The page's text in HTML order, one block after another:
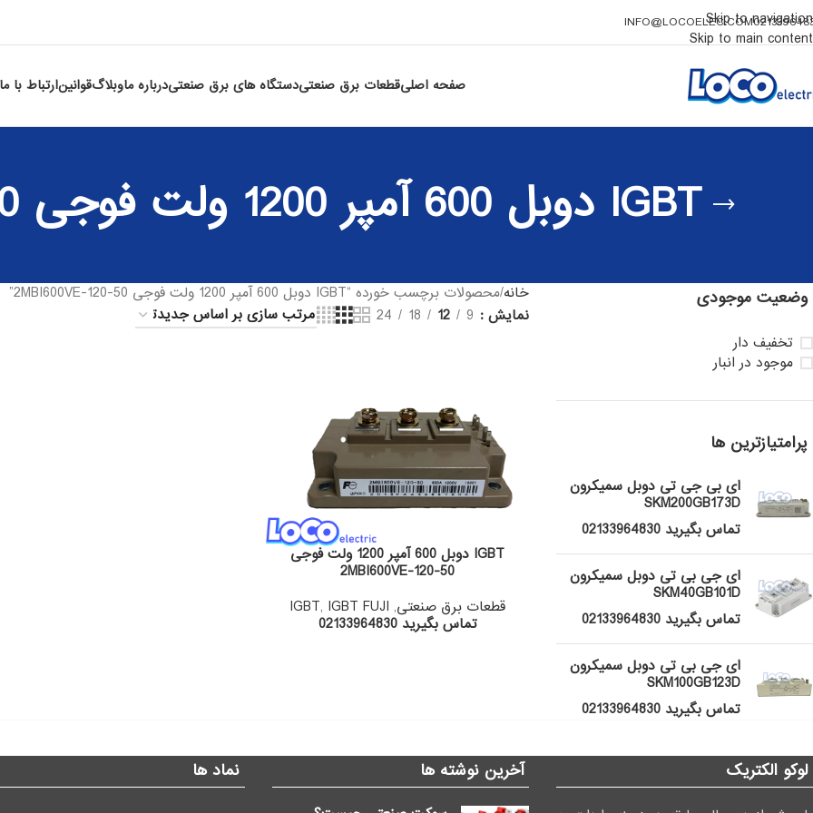
Skip to navigation
Skip to main content
INFO@LOCOELEC.COM
صفحه اصلیقطعات برق صنعتیدستگاه های برق صنعتیدرباره ماوبلاگقوانینارتباط با ما
IGBT دوبل 600 آمپر 1200 ولت فوجی 2MBI600VE-120-50
وضعیت موجودی
تخفیف دار
موجود در انبار
پرامتیازترین ها
ای بی جی تی دوبل سمیکرون
SKM200GB173D
تماس بگیرید 02133964830
ای جی بی تی دوبل سمیکرون
SKM40GB101D
تماس بگیرید 02133964830
ای جی بی تی دوبل سمیکرون
SKM100GB123D
تماس بگیرید 02133964830
خانه محصولات برچسب خورده “IGBT دوبل 600 آمپر 1200 ولت فوجی 2MBI600VE-120-50”
نمایش
9
12
18
24
IGBT دوبل 600 آمپر 1200 ولت فوجی
2MBI600VE-120-50
قطعات برق صنعتی,
IGBT, IGBT FUJI
تماس بگیرید 02133964830
لوکو الکتریک آخرین نوشته ها نماد ها